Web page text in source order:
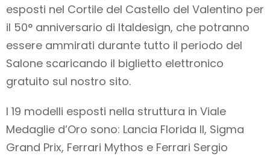
esposti nel Cortile del Castello del Valentino per
il 50° anniversario di Italdesign, che potranno
essere ammirati durante tutto il periodo del
Salone scaricando il biglietto elettronico
gratuito sul nostro sito.
I 19 modelli esposti nella struttura in Viale
Medaglie d’Oro sono: Lancia Florida II, Sigma
Grand Prix, Ferrari Mythos e Ferrari Sergio